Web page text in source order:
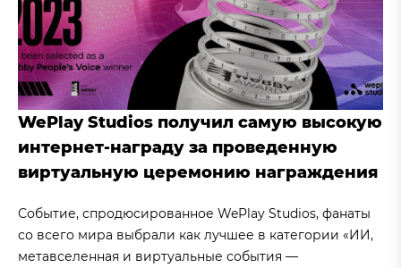
WePlay Studios получил самую высокую
интернет-награду за проведенную
виртуальную церемонию награждения
Событие, спродюсированное WePlay Studios, фанаты
со всего мира выбрали как лучшее в категории «ИИ,
метавселенная и виртуальные события —